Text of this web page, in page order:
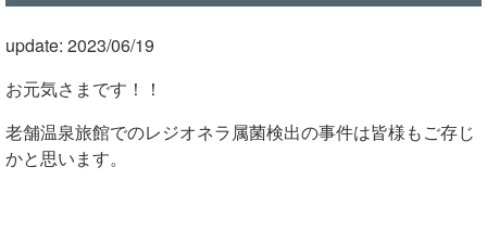
update: 2023/06/19
お元気さまです！！
老舗温泉旅館でのレジオネラ属菌検出の事件は皆様もご存じ
かと思います。